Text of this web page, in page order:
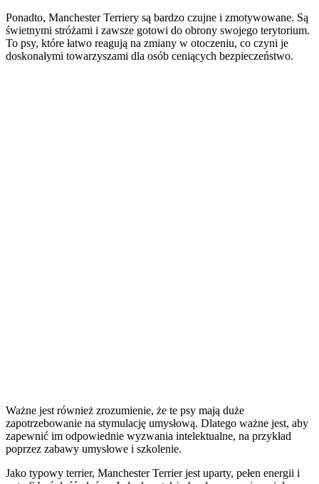
Ponadto, Manchester Terriery są bardzo czujne i zmotywowane. Są
świetnymi stróżami i zawsze gotowi do obrony swojego terytorium.
To psy, które łatwo reagują na zmiany w otoczeniu, co czyni je
doskonałymi towarzyszami dla osób ceniących bezpieczeństwo.
Ważne jest również zrozumienie, że te psy mają duże
zapotrzebowanie na stymulację umysłową. Dlatego ważne jest, aby
zapewnić im odpowiednie wyzwania intelektualne, na przykład
poprzez zabawy umysłowe i szkolenie.
Jako typowy terrier, Manchester Terrier jest uparty, pełen energii i